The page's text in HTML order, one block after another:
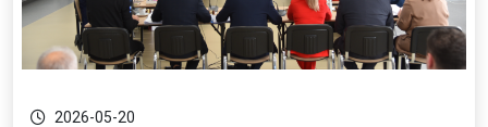
2026-05-20